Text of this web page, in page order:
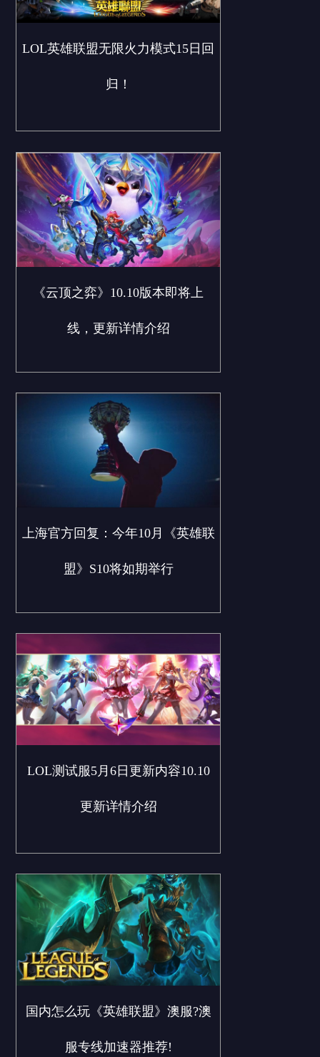
LOL英雄联盟无限火力模式15日回
归！
《云顶之弈》10.10版本即将上
线，更新详情介绍
上海官方回复：今年10月《英雄联
盟》S10将如期举行
LOL测试服5月6日更新内容10.10
更新详情介绍
国内怎么玩《英雄联盟》澳服?澳
服专线加速器推荐!